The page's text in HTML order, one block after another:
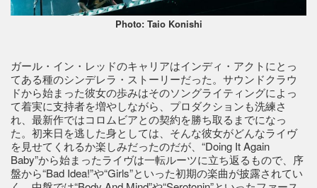
Photo: Taio Konishi
ガール・イン・レッドのキャリアはインディ・アクトにとっ
てある種のシンデレラ・ストーリーだった。サウンドクラウ
ドから始まった彼女の歩みはそのソングライティングによっ
て着実に支持者を増やしながら、プロダクションも洗練さ
れ、最新作ではコロムビアとの契約を勝ち取るまでになっ
た。初来日を逃した身としては、そんな彼女がどんなライヴ
を見せてくれるか楽しみだったのだが、“Doing It Again
Baby”から始まったライヴは一転ルーツに立ち返るもので、序
盤から“Bad Idea!”や“Girls”といった初期の楽曲が披露されてい